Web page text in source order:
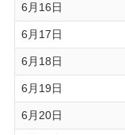
6月16日
6月17日
6月18日
6月19日
6月20日